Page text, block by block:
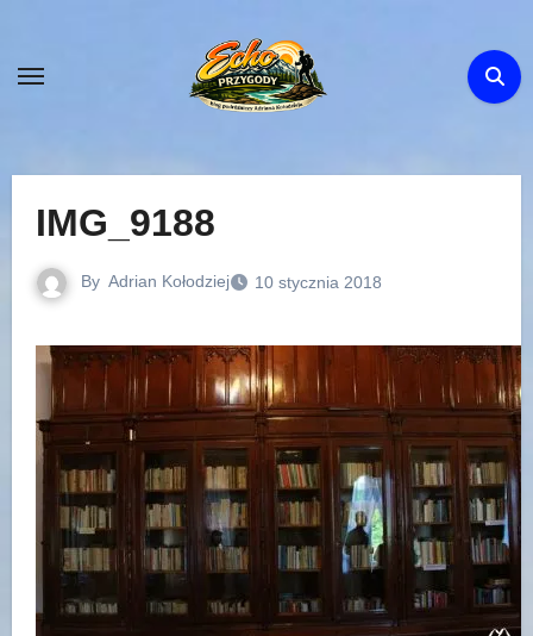
content
IMG_9188
By Adrian Kołodziej 10 stycznia 2018